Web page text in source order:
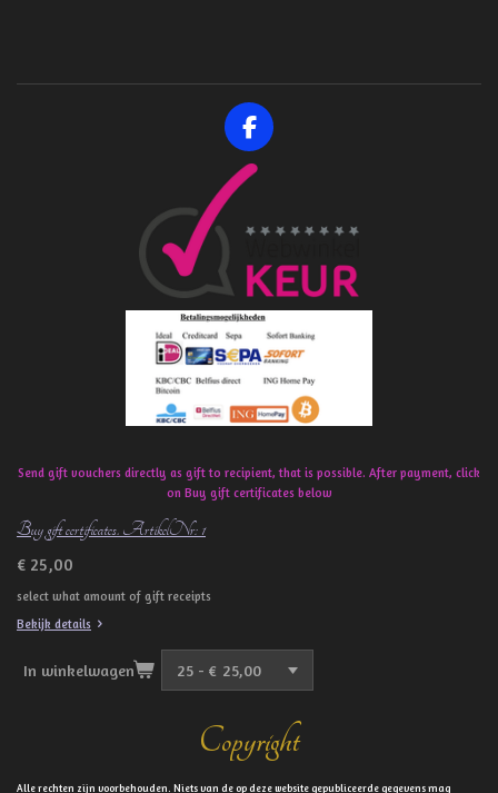
F
a
c
b
o
k
Send gift vouchers directly as gift to recipient, that is possible. After payment, click
on Buy gift certificates below
Buy gift certificates. ArtikelNr: 1
€ 25,00
select what amount of gift receipts
Bekijk details
In winkelwagen
Copyright
Alle rechten zijn voorbehouden. Niets van de op deze website gepubliceerde gegevens mag